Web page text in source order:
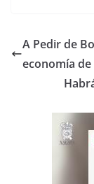
A Pedir de
economía